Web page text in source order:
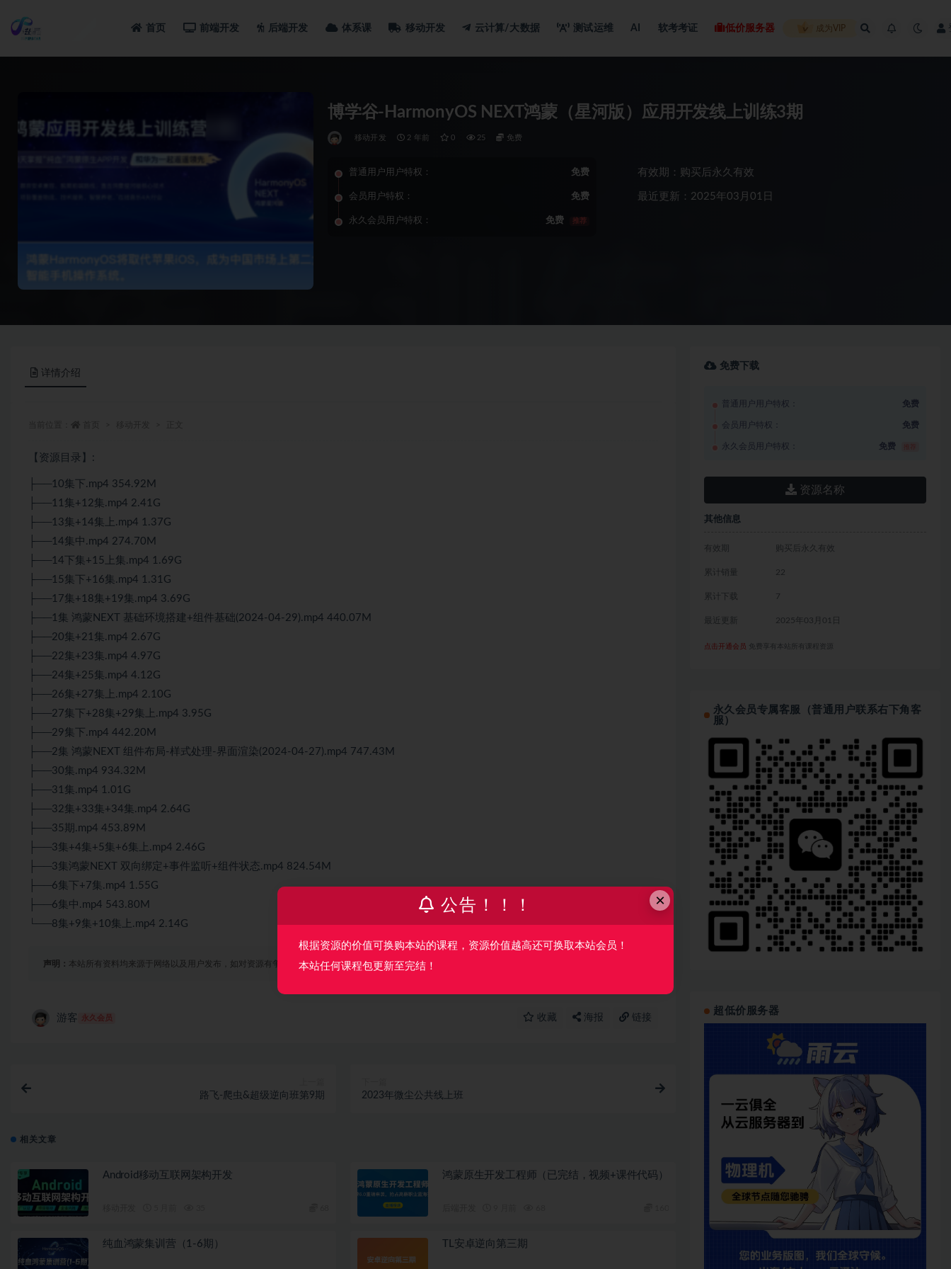
首页 前端开发 后端开发 体系课 移动开发 云计算/大数据 测试运维 AI 软考考证 低价服务器 成为VIP
博学谷-HarmonyOS NEXT鸿蒙（星河版）应用开发线上训练3期
移动开发 2 年前 0 25 免费
普通用户用户特权： 免费
会员用户特权： 免费
永久会员用户特权： 免费 推荐
有效期：购买后永久有效
最近更新：2025年03月01日
详情介绍
【资源目录】:
├──10集下.mp4 354.92M
├──11集+12集.mp4 2.41G
├──13集+14集上.mp4 1.37G
├──14集中.mp4 274.70M
├──14下集+15上集.mp4 1.69G
├──15集下+16集.mp4 1.31G
├──17集+18集+19集.mp4 3.69G
├──1集 鸿蒙NEXT 基础环境搭建+组件基础(2024-04-29).mp4 440.07M
├──20集+21集.mp4 2.67G
├──22集+23集.mp4 4.97G
├──24集+25集.mp4 4.12G
├──26集+27集上.mp4 2.10G
├──27集下+28集+29集上.mp4 3.95G
├──29集下.mp4 442.20M
├──2集 鸿蒙NEXT 组件布局-样式处理-界面渲染(2024-04-27).mp4 747.43M
├──30集.mp4 934.32M
├──31集.mp4 1.01G
├──32集+33集+34集.mp4 2.64G
├──35期.mp4 453.89M
├──3集+4集+5集+6集上.mp4 2.46G
├──3集鸿蒙NEXT 双向绑定+事件监听+组件状态.mp4 824.54M
├──6集下+7集.mp4 1.55G
├──6集中.mp4 543.80M
└──8集+9集+10集上.mp4 2.14G
声明： 本站所有资料均来源于网络以及用户发布，如对资源有争议请联系微信客服我们可以安排下架！
游客 永久会员 收藏 海报 链接
路飞-爬虫&超级逆向班第9期 2023年微尘公共线上班
相关文章
Android移动互联网架构开发 鸿蒙原生开发工程师（已完结，视频+课件代码）
纯血鸿蒙集训营（1-6期） TL安卓逆向第三期
免费下载
普通用户用户特权： 免费
会员用户特权： 免费
永久会员用户特权： 免费
资源名称
其他信息
有效期 购买后永久有效
累计销量 22
累计下载 7
最近更新 2025年03月01日
点击开通会员 免费享有本站所有课程资源
永久会员专属客服（普通用户联系右下角客
服）
超低价服务器
×
公告！！！
根据资源的价值可换购本站的课程，资源价值越高还可换取本站会员！
本站任何课程包更新至完结！